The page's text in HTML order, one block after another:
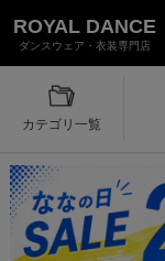
ROYAL DANCE
ダンスウェア・衣装専門店
カテゴリ一覧